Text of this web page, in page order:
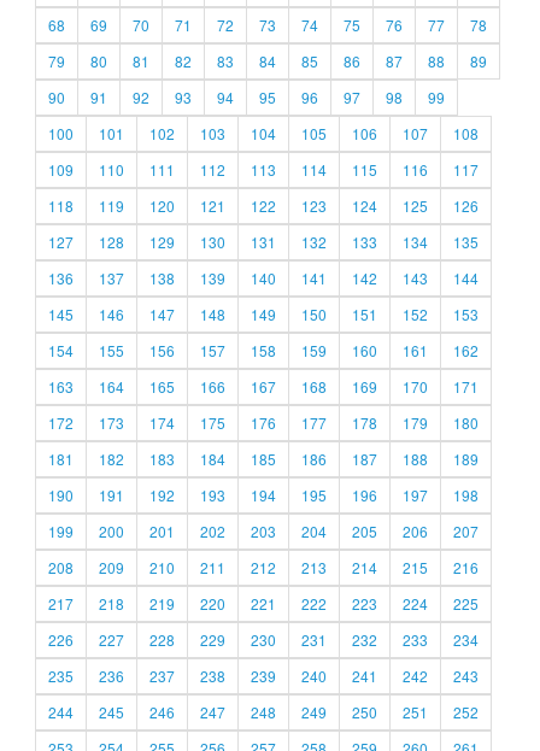
68
69 70 71 72 73 74 75 76 77
78
79
80 81 82 83 84 85 86 87 88
89
90
91 92 93 94 95 96 97 98
99
100
101 102 103 104 105 106 107
108
109
110 111 112 113 114 115 116
117
118
119 120 121 122 123 124 125
126
127
128 129 130 131 132 133 134
135
136
137 138 139 140 141 142 143
144
145
146 147 148 149 150 151 152
153
154
155 156 157 158 159 160 161
162
163
164 165 166 167 168 169 170
171
172
173 174 175 176 177 178 179
180
181
182 183 184 185 186 187 188
189
190
191 192 193 194 195 196 197
198
199
200 201 202 203 204 205 206
207
208
209 210 211 212 213 214 215
216
217
218 219 220 221 222 223 224
225
226
227 228 229 230 231 232 233
234
235
236 237 238 239 240 241 242
243
244
245 246 247 248 249 250 251
252